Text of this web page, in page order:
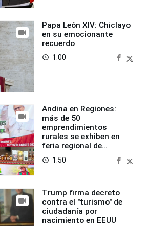
Papa León XIV: Chiclayo
en su emocionante
recuerdo
access_time 1:00
Andina en Regiones:
más de 50
emprendimientos
rurales se exhiben en
feria regional de
Foncodes
access_time 1:50
Trump firma decreto
contra el "turismo" de
ciudadanía por
nacimiento en EEUU